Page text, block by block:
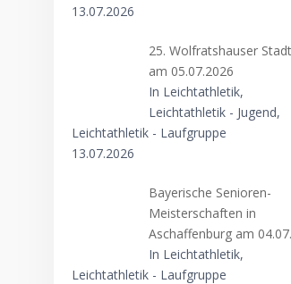
13.07.2026
25. Wolfratshauser
am 05.07.2026
In Leichtathletik,
Leichtathletik - Jugend,
Leichtathletik - Laufgruppe
13.07.2026
Bayerische Senioren-
Meisterschaften in
Aschaffenburg am
In Leichtathletik,
Leichtathletik - Laufgruppe